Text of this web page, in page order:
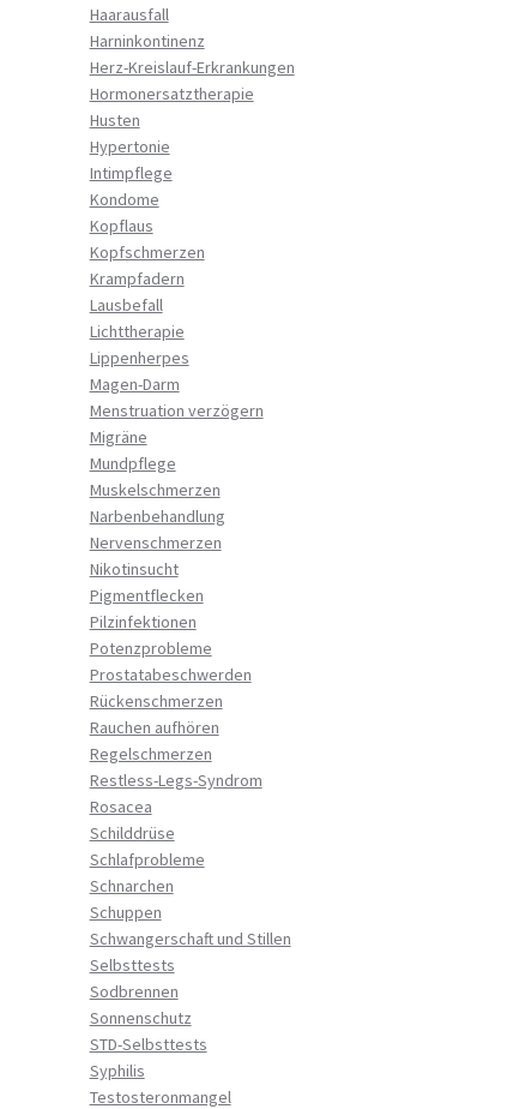
Haarausfall
Harninkontinenz
Herz-Kreislauf-Erkrankungen
Hormonersatztherapie
Husten
Hypertonie
Intimpflege
Kondome
Kopflaus
Kopfschmerzen
Krampfadern
Lausbefall
Lichttherapie
Lippenherpes
Magen-Darm
Menstruation verzögern
Migräne
Mundpflege
Muskelschmerzen
Narbenbehandlung
Nervenschmerzen
Nikotinsucht
Pigmentflecken
Pilzinfektionen
Potenzprobleme
Prostatabeschwerden
Rückenschmerzen
Rauchen aufhören
Regelschmerzen
Restless-Legs-Syndrom
Rosacea
Schilddrüse
Schlafprobleme
Schnarchen
Schuppen
Schwangerschaft und Stillen
Selbsttests
Sodbrennen
Sonnenschutz
STD-Selbsttests
Syphilis
Testosteronmangel